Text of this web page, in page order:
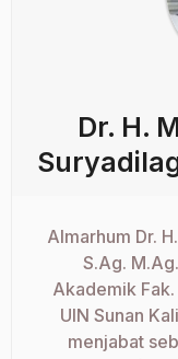
Dr. H.
Almarhum Dr.
S.Ag.
Akademik
UIN Sunan
menjabat